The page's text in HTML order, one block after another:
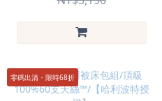
零碼出清・限時68折